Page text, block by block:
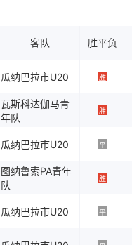
客队 胜平负
瓜纳巴拉市U20 胜
瓦斯科达伽马青
年队
胜
瓜纳巴拉市U20 平
图纳鲁索PA青年
队
胜
瓜纳巴拉市U20 平